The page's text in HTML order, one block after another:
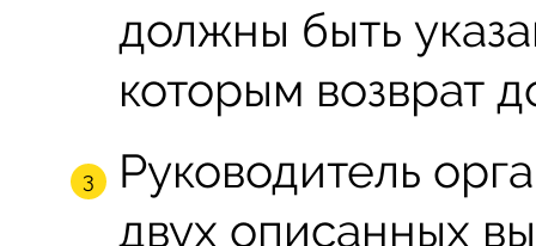
должны быть
которым возврат
Руководитель
двух описанных